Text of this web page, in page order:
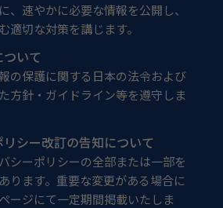
、速やかに必要な情報を公開し、
適切な対策を講じます。
いて
の保護に関する日本の法令および
方針・ガイドライン等を遵守しま
シー改訂の告知について
シーポリシーの全部または一部を
ります。重要な変更がある場合に
ージにて一定期間掲載いたしま